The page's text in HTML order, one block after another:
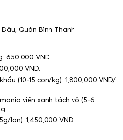
Quận Bình Thạnh
650.000 VND.
VND.
(10-15 con/kg): 1,800,000 VND/
viền xanh tách vỏ (5-6
lon): 1,450,000 VND.